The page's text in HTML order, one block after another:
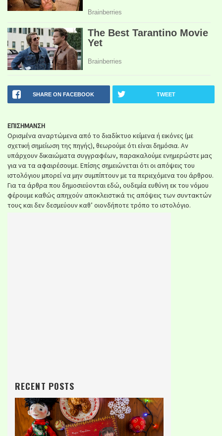
SHARE ON FACEBOOK TWEET
ΕΠΙΣΗΜΑΝΣΗ
Ορισμένα αναρτώμενα από το διαδίκτυο κείμενα ή εικόνες (με
σχετική σημείωση της πηγής), θεωρούμε ότι είναι δημόσια. Αν
υπάρχουν δικαιώματα συγγραφέων, παρακαλούμε ενημερώστε μας
για να τα αφαιρέσουμε. Επίσης σημειώνεται ότι οι απόψεις του
ιστολόγιου μπορεί να μην συμπίπτουν με τα περιεχόμενα του άρθρου.
Για τα άρθρα που δημοσιεύονται εδώ, ουδεμία ευθύνη εκ του νόμου
φέρουμε καθώς απηχούν αποκλειστικά τις απόψεις των συντακτών
τους και δεν δεσμεύουν καθ’ οιονδήποτε τρόπο το ιστολόγιο.
RECENT POSTS